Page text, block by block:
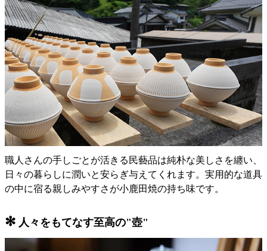
職人さんの手しごとが活きる民藝品は純朴な美しさを纏い、
日々の暮らしに潤いと安らぎ与えてくれます。実用的な道具
の中に宿る親しみやすさが小鹿田焼の持ち味です。
✻ 人々をもてなす至高の"壺"